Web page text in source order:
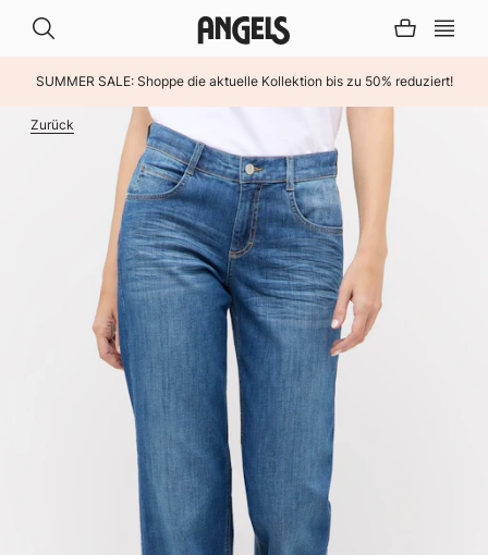
SUMMER SALE: Shoppe die aktuelle Kollektion bis zu 50% reduziert!
Zurück